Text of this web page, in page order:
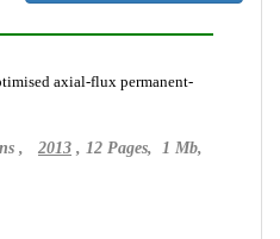
axial-flux permanent-
, 2013 , 12 Pages, 1 Mb,